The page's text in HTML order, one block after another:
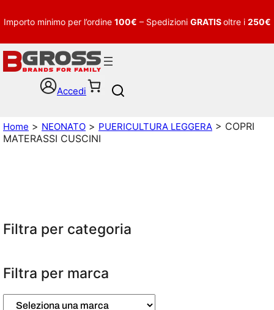
Importo minimo per l’ordine 100€ – Spedizioni GRATISoltre i 250€
Accedi
a
r
Home > NEONATO > PUERICULTURA LEGGERA > COPRI
MATERASSI CUSCINI
Filtra per categoria
Filtra per marca